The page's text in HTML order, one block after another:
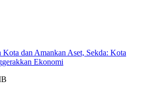
dan Amankan Aset, Sekda: Kota
Ekonomi